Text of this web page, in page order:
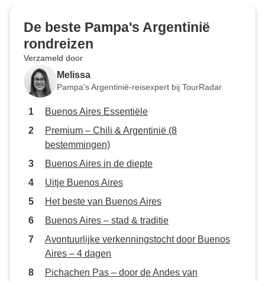
De beste Pampa's Argentinië
rondreizen
Verzameld door
Melissa
Pampa's Argentinië-reisexpert bij TourRadar
Buenos Aires Essentiële
Premium – Chili & Argentinië (8
bestemmingen)
Buenos Aires in de diepte
Uitje Buenos Aires
Het beste van Buenos Aires
Buenos Aires – stad & traditie
Avontuurlijke verkenningstocht door Buenos
Aires – 4 dagen
Pichachen Pas – door de Andes van